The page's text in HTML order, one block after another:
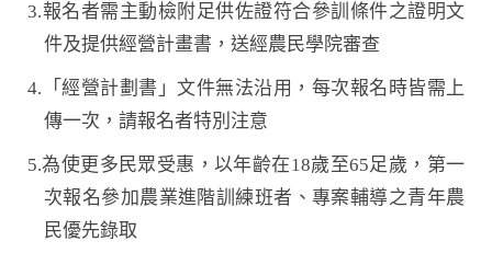
3.報名者需主動檢附足供佐證符合參訓條件之證明文
件及提供經營計畫書，送經農民學院審查
4.「經營計劃書」文件無法沿用，每次報名時皆需上
傳一次，請報名者特別注意
5.為使更多民眾受惠，以年齡在18歲至65足歲，第一
次報名參加農業進階訓練班者、專案輔導之青年農
民優先錄取